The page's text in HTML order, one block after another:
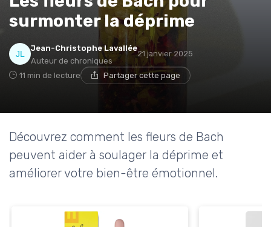
surmonter la déprime
Jean-Christophe Lavallée
Auteur de chroniques
21 janvier 2025
11 min de lecture Partager cette page
Découvrez comment les fleurs de Bach
peuvent aider à soulager la déprime et
améliorer votre bien-être émotionnel.